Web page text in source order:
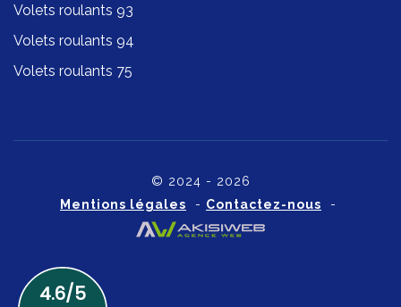
Volets roulants 93
Volets roulants 94
Volets roulants 75
© 2024 - 2026
Mentions légales - Contactez-nous -